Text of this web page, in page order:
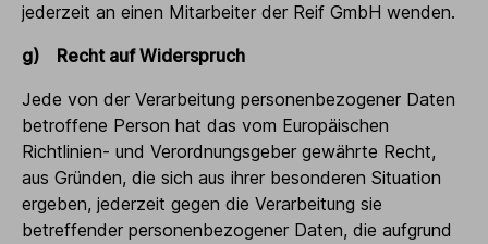
jederzeit an einen Mitarbeiter der Reif GmbH wenden.
g) Recht auf Widerspruch
Jede von der Verarbeitung personenbezogener Daten
betroffene Person hat das vom Europäischen
Richtlinien- und Verordnungsgeber gewährte Recht,
aus Gründen, die sich aus ihrer besonderen Situation
ergeben, jederzeit gegen die Verarbeitung sie
betreffender personenbezogener Daten, die aufgrund